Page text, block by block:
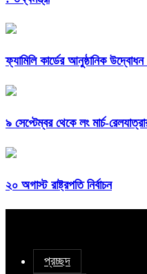
ফ্যামিলি কার্ডের আনুষ্ঠানিক
৯ সেপ্টেম্বর থেকে লং মার্চ-
২০ অগাস্ট রাষ্ট্রপতি নির্বাচন
প্রচ্ছদ